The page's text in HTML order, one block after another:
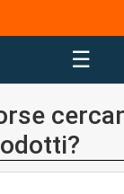
☰